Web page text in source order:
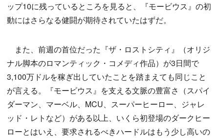
ップ10に残っているところを見ると、『モービウス』の初
動にはさらなる健闘が期待されていたはずだ。
また、前週の首位だった『ザ・ロストシティ』（オリジ
ナル脚本のロマンティック・コメディ作品）が3日間で
3,100万ドルを稼ぎ出していたことを踏まえても同じこと
が言える。『モービウス』を支える文脈の豊富さ（スパイ
ダーマン、マーベル、MCU、スーパーヒーロー、ジャレ
ッド・レトなど）がある以上、いくら初登場のダークヒー
ローとはいえ、要求されるべきハードルはもう少し高いの